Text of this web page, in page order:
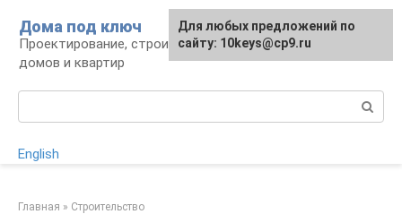
контенту
Дома под ключ
Проектирование, строительство и отделка
домов и квартир
English
Главная » Строительство
Для любых предложений по
сайту: 10keys@cp9.ru